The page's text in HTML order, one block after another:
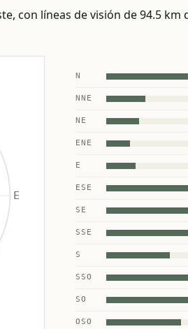
con líneas de visión de 94.5
N
NNE
NE
ENE
E
ESE
SE
SSE
S
SSO
SO
OSO